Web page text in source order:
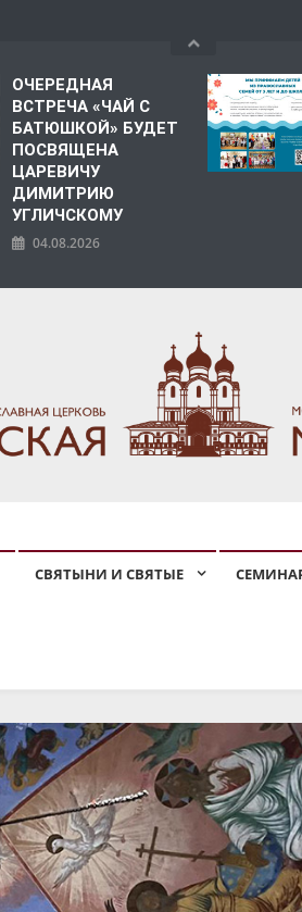
ОЧЕРЕДНАЯ
ВСТРЕЧА «ЧАЙ С
БАТЮШКОЙ» БУДЕТ
ПОСВЯЩЕНА
ЦАРЕВИЧУ
ДИМИТРИЮ
УГЛИЧСКОМУ
04.08.2026
СВЯТЫНИ И СВЯТЫЕ